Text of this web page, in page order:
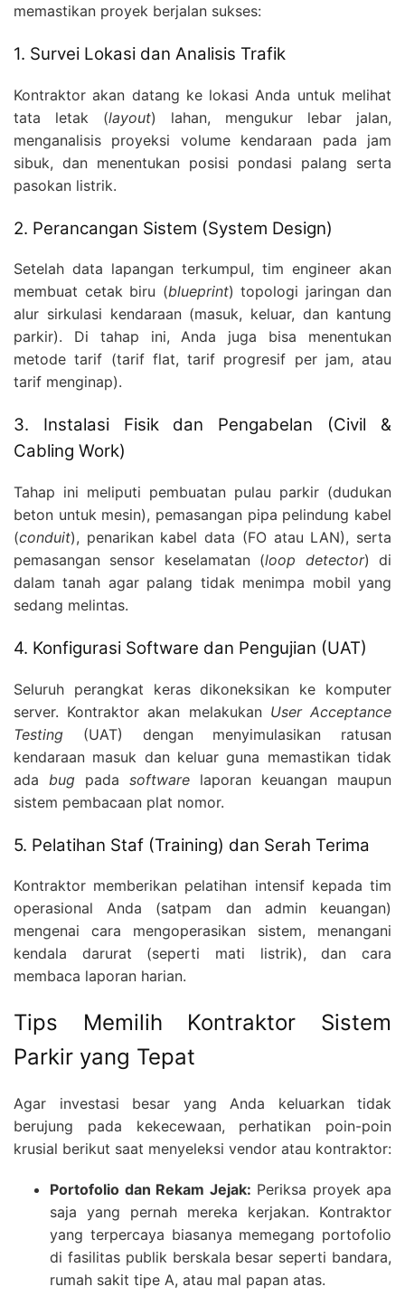
memastikan proyek berjalan sukses:
1. Survei Lokasi dan Analisis Trafik
Kontraktor akan datang ke lokasi Anda untuk melihat
tata letak (layout) lahan, mengukur lebar jalan,
menganalisis proyeksi volume kendaraan pada jam
sibuk, dan menentukan posisi pondasi palang serta
pasokan listrik.
2. Perancangan Sistem (System Design)
Setelah data lapangan terkumpul, tim engineer akan
membuat cetak biru (blueprint) topologi jaringan dan
alur sirkulasi kendaraan (masuk, keluar, dan kantung
parkir). Di tahap ini, Anda juga bisa menentukan
metode tarif (tarif flat, tarif progresif per jam, atau
tarif menginap).
3. Instalasi Fisik dan Pengabelan (Civil &
Cabling Work)
Tahap ini meliputi pembuatan pulau parkir (dudukan
beton untuk mesin), pemasangan pipa pelindung kabel
(conduit), penarikan kabel data (FO atau LAN), serta
pemasangan sensor keselamatan (loop detector) di
dalam tanah agar palang tidak menimpa mobil yang
sedang melintas.
4. Konfigurasi Software dan Pengujian (UAT)
Seluruh perangkat keras dikoneksikan ke komputer
server. Kontraktor akan melakukan User Acceptance
Testing (UAT) dengan menyimulasikan ratusan
kendaraan masuk dan keluar guna memastikan tidak
ada bug pada software laporan keuangan maupun
sistem pembacaan plat nomor.
5. Pelatihan Staf (Training) dan Serah Terima
Kontraktor memberikan pelatihan intensif kepada tim
operasional Anda (satpam dan admin keuangan)
mengenai cara mengoperasikan sistem, menangani
kendala darurat (seperti mati listrik), dan cara
membaca laporan harian.
Tips Memilih Kontraktor Sistem
Parkir yang Tepat
Agar investasi besar yang Anda keluarkan tidak
berujung pada kekecewaan, perhatikan poin-poin
krusial berikut saat menyeleksi vendor atau kontraktor:
Portofolio dan Rekam Jejak: Periksa proyek apa
saja yang pernah mereka kerjakan. Kontraktor
yang terpercaya biasanya memegang portofolio
di fasilitas publik berskala besar seperti bandara,
rumah sakit tipe A, atau mal papan atas.